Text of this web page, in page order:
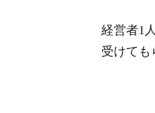
経営者1
受けても